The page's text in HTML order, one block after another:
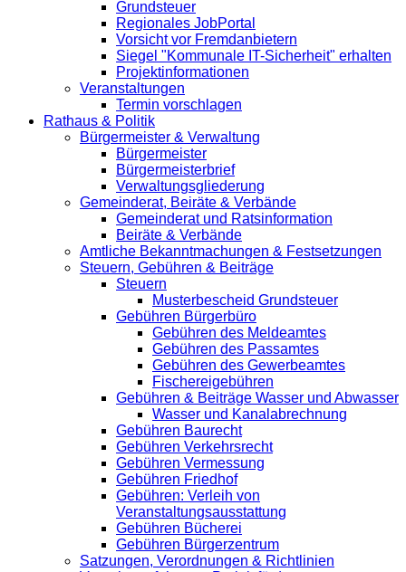
Grundsteuer
Regionales JobPortal
Vorsicht vor Fremdanbietern
Siegel "Kommunale IT-Sicherheit" erhalten
Projektinformationen
Veranstaltungen
Termin vorschlagen
Rathaus & Politik
Bürgermeister & Verwaltung
Bürgermeister
Bürgermeisterbrief
Verwaltungsgliederung
Gemeinderat, Beiräte & Verbände
Gemeinderat und Ratsinformation
Beiräte & Verbände
Amtliche Bekanntmachungen & Festsetzungen
Steuern, Gebühren & Beiträge
Steuern
Musterbescheid Grundsteuer
Gebühren Bürgerbüro
Gebühren des Meldeamtes
Gebühren des Passamtes
Gebühren des Gewerbeamtes
Fischereigebühren
Gebühren & Beiträge Wasser und Abwasser
Wasser und Kanalabrechnung
Gebühren Baurecht
Gebühren Verkehrsrecht
Gebühren Vermessung
Gebühren Friedhof
Gebühren: Verleih von
Veranstaltungsausstattung
Gebühren Bücherei
Gebühren Bürgerzentrum
Satzungen, Verordnungen & Richtlinien